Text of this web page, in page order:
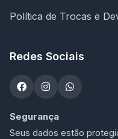
Política de Trocas e
Redes Sociais
Segurança
Seus dados estão